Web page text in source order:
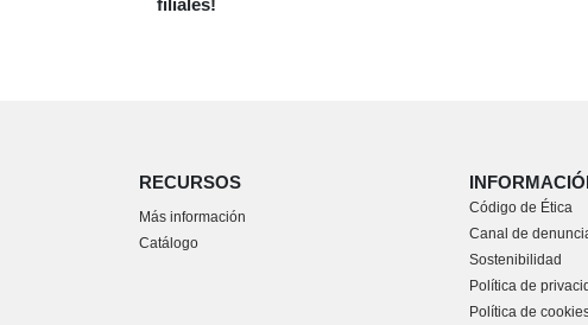
filiales!
RECURSOS
Más información
Catálogo
Código de Ética
Canal de
Sostenibilidad
Política de
Política de